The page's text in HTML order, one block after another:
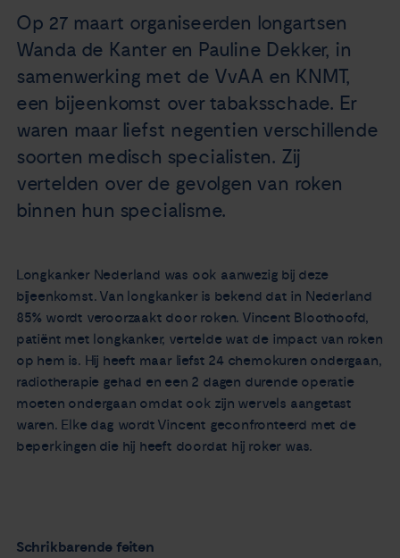
Nieuws
Agenda
Over ons
Zorgverleners
Op 27 maart organiseerden longartsen
Wanda de Kanter en Pauline Dekker, in
samenwerking met de VvAA en KNMT,
een bijeenkomst over tabaksschade. Er
waren maar liefst negentien verschillende
soorten medisch specialisten. Zij
vertelden over de gevolgen van roken
binnen hun specialisme.
Longkanker Nederland was ook aanwezig bij deze
bijeenkomst. Van longkanker is bekend dat in Nederland
85% wordt veroorzaakt door roken. Vincent Bloothoofd,
patiënt met longkanker, vertelde wat de impact van roken
op hem is. Hij heeft maar liefst 24 chemokuren ondergaan,
radiotherapie gehad en een 2 dagen durende operatie
moeten ondergaan omdat ook zijn wervels aangetast
waren. Elke dag wordt Vincent geconfronteerd met de
beperkingen die hij heeft doordat hij roker was.
Schrikbarende feiten